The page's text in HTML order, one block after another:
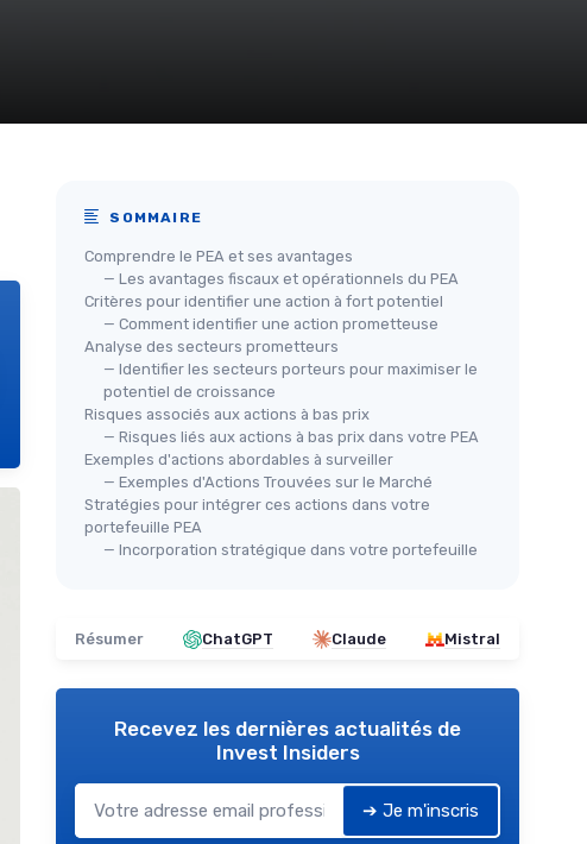
SOMMAIRE
Comprendre le PEA et ses avantages
— Les avantages fiscaux et opérationnels du PEA
Critères pour identifier une action à fort potentiel
— Comment identifier une action prometteuse
Analyse des secteurs prometteurs
— Identifier les secteurs porteurs pour maximiser le
potentiel de croissance
Risques associés aux actions à bas prix
— Risques liés aux actions à bas prix dans votre PEA
Exemples d'actions abordables à surveiller
— Exemples d'Actions Trouvées sur le Marché
Stratégies pour intégrer ces actions dans votre
portefeuille PEA
— Incorporation stratégique dans votre portefeuille
Résumer ChatGPT Claude Mistral
Recevez les dernières actualités de
Invest Insiders
➔ Je m'inscris